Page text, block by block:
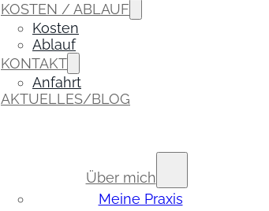
KOSTEN / ABLAUF
Kosten
Ablauf
KONTAKT
Anfahrt
AKTUELLES/BLOG
Über mich
Meine Praxis